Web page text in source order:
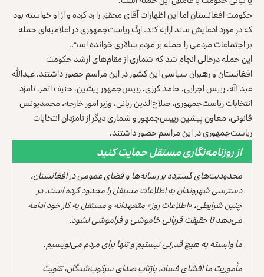
حکومت افغانستان اما این اظهارات آقای محقق را رد کرده و از او خواسته بود
که در مورد ادعایش سند ارایه کند. ارگ ریاست‌جمهوری در اعلامیه‌ای حمله
بر اجتماعات مردمی را حمله بر مردم سالاری خوانده است.
این حمله درحالی انجام شد که شماری از مقام‌های ارشد حکومت
افغانستان و رهبران سیاسی این کشور در این مراسم حضور داشتند. عبدالله
عبدالله، رییس اجرایی، حامد کرزی، رییس‌جمهور پیشین، حنیف اتمر، نامزد
انتخابات ریاست‌جمهوری، صلاح‌الدین ربانی، وزیر امور خارجه، محمد‌یونس
قانونی، معاون پیشین رییس‌جمهور و شماری دیگر از نامزدان انتخابات
ریاست‌جمهوری در این مراسم حضور داشتند.
از روزنامه‌نگاری مستقل حمایت کنید
محدودیت‌های گسترده بر رسانه‌ها و فضای عمومی در افغانستان،
دسترسی شهروندان به اطلاعات مستقل را محدود کرده است. در
چنین شرایطی، «اطلاعات روز» متعهدانه و مستقل به کار خود ادامه
می‌دهد تا حقیقت قربانی خاموشی و فراموشی نشود.
ما وابسته به هیچ قدرتی نیستیم و تنها برای مردم می‌نویسیم.
مأموریت ما افشای فساد، بازتاب صدای سرکوب‌شدگان، تقویت